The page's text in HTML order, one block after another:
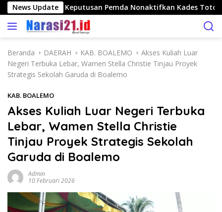
a
News Update
Nilai Tepat Keputusan Pemda Nonaktifkan Kades Toto
Beranda DAERAH KAB. BOALEMO
Akses Kuliah Luar
Negeri Terbuka Lebar, Wamen Stella Christie Tinjau Proyek
Strategis Sekolah Garuda di Boalemo
KAB. BOALEMO
Akses Kuliah Luar Negeri Terbuka
Lebar, Wamen Stella Christie
Tinjau Proyek Strategis Sekolah
Garuda di Boalemo
Admin
10 Februari 2026